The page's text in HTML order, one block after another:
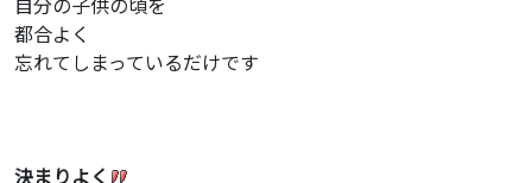
都合よく
忘れてしまっているだけです
決まりよく